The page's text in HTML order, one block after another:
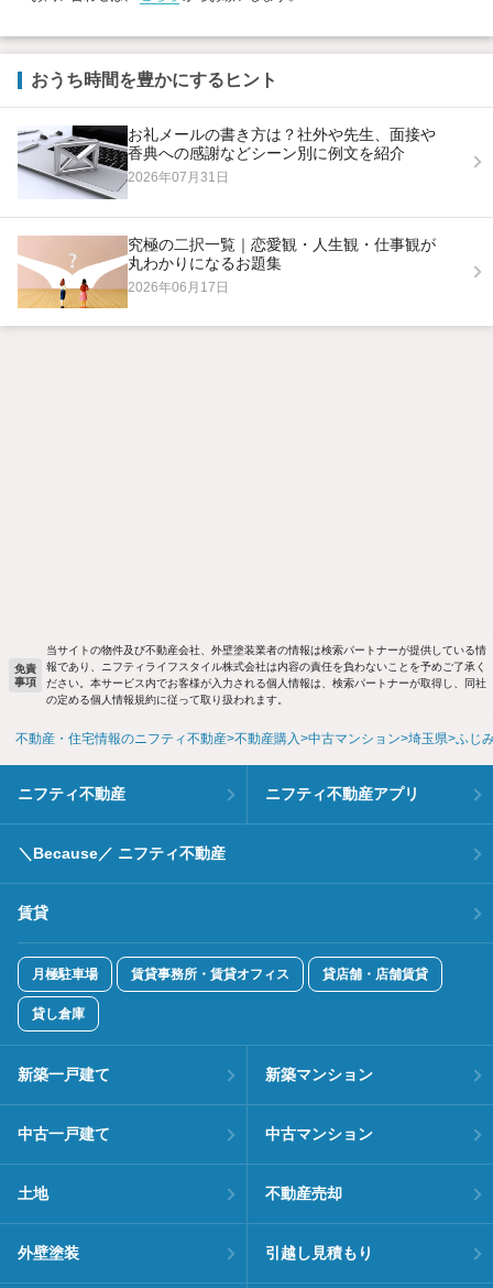
おうち時間を豊かにするヒント
お礼メールの書き方は？社外や先生、面接や
香典への感謝などシーン別に例文を紹介
2026年07月31日
究極の二択一覧｜恋愛観・人生観・仕事観が
丸わかりになるお題集
2026年06月17日
免責
事項
当サイトの物件及び不動産会社、外壁塗装業者の情報は検索パートナーが提供している情
報であり、ニフティライフスタイル株式会社は内容の責任を負わないことを予めご了承く
ださい。本サービス内でお客様が入力される個人情報は、検索パートナーが取得し、同社
の定める個人情報規約に従って取り扱われます。
不動産・住宅情報のニフティ不動産 不動産購入 中古マンション 埼玉県 ふじ
ニフティ不動産 ニフティ不動産アプリ
＼Because／ ニフティ不動産
賃貸
月極駐車場 賃貸事務所・賃貸オフィス 貸店舗・店舗賃貸
貸し倉庫
新築一戸建て 新築マンション
中古一戸建て 中古マンション
土地 不動産売却
外壁塗装 引越し見積もり